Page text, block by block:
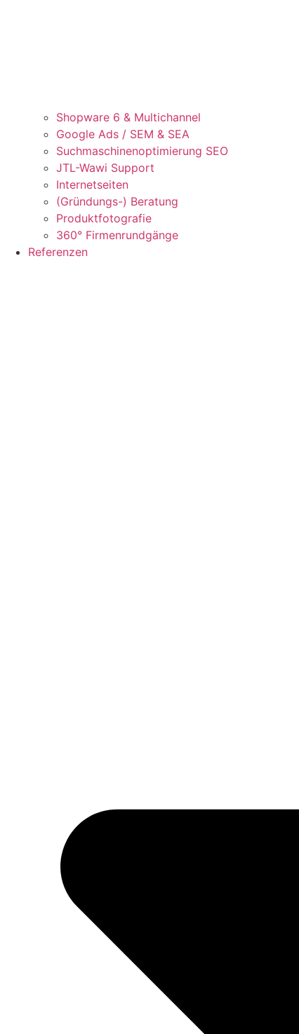
Shopware 6 & Multichannel
Google Ads / SEM & SEA
Suchmaschinenoptimierung SEO
JTL-Wawi Support
Internetseiten
(Gründungs-) Beratung
Produktfotografie
360° Firmenrundgänge
Referenzen